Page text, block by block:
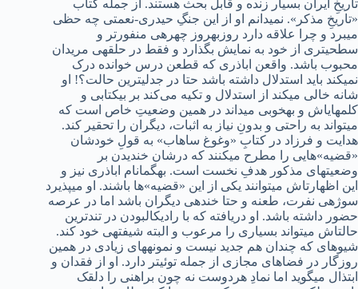
تاریخِ ایران بسیار زنده و قابل بحث هستند. از جمله کتاب‏
«تاریخِ مذکر». نمی‏دانم او از این جنگِ حیدری-نعمتی چه حظی
می‏برد و چرا علاقه دارد روز‏به‏روز چهره‏ی منفورتر و
سطحی‏تری از خود به نمایش بگذارد و فقط در حلقه‏ی مریدان
محبوب باشد. واقعن اباذری که قطعن درس خوانده درک
نمی‏کند باید استدلال داشته باشد حتا در جدلی‏ترین حالت؟! او
شانه خالی می‏کند از استدلال و تکیه می‌کند بر بی‏کتابی و
کلمه‏ای‏اش و به‏خوبی می‏داند در همین وضعیتِ خاص است که
می‏تواند به راحتی و بدونِ نیاز به اثبات، دیگران را تحقیر کند.
هدایت و فرزاد در کتابِ «وغ‏وغ ساهاب» به قولِ خودشان
«قضیه»‏هایی را مطرح می‏کنند که درشان خندیدن بر
وضعیت‏های مذکور هدفِ نخست است. به‏گمان‏ام اباذری نیز و
این اظهارت‏اش می‏توانند یکی از این «قضیه»‏ها باشند. او می‏پذیرد
سوژه‏ی نفرت، طعنه و حتا خنده‏ی دیگران باشد اما در عرصه
حضور داشته باشد. او دریافته که با رادیکال‏بودن در تندترین
حالت‏اش می‏تواند بسیاری را مرعوب و البته شیفته‏ی خود کند.
شیوه‏ای که چندان هم جدید نیست و نمونه‏های زیادی در همین
روزگار در فضاهای مجازی از جمله توئیتر دارد. او از فقدان و
ابتذال می‏گوید اما نمادِ هردوست نه چون براهنی را دلقک